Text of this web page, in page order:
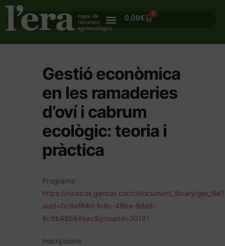
0,00€
0
Gestió econòmica
en les ramaderies
d’oví i cabrum
ecològic: teoria i
pràctica
Programa:
https://ruralcat.gencat.cat/c/document_library/get_file?
uuid=0c9af64d-fc6c-49ba-9de8-
8c8b48b86eac&groupId=20181
Inscripcions